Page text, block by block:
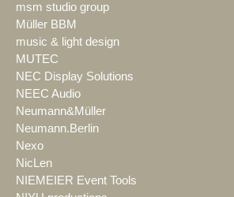
msm studio group
Müller BBM
music & light design
MUTEC
NEC Display Solutions
NEEC Audio
Neumann&Müller
Neumann.Berlin
Nexo
NicLen
NIEMEIER Event Tools